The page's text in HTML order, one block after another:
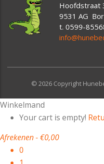
Hoofdstraat
9531 AG
t. 0599-
© 2026 Copyright
Winkelmand
Your cart is empty!
Afrekenen-€0,00
0